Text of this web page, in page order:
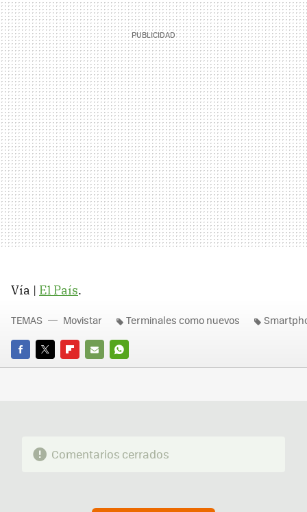
Vía | El País.
FACEBOOK
TWITTERFLIPBOARD
E-
WHATSAPP
TEMAS Movistar Terminales como nuevos
Comentarios cerrados